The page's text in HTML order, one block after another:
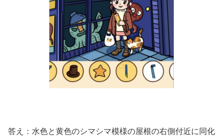
答え：水色と黄色のシマシマ模様の屋根の右側付近に同化